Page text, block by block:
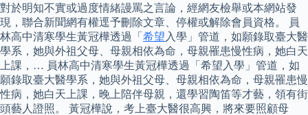
對於明知不實或過度情緒謾罵之言論，經網友檢舉或本網站發
現，聯合新聞網有權逕予刪除文章、停權或解除會員資格。 員
林高中清寒學生黃冠樺透過「 希望 入學」管道，如願錄取臺大醫
學系，她與外祖父母、母親相依為命，母親罹患慢性病，她白天
上課，… 員林高中清寒學生黃冠樺透過「希望入學」管道，如
願錄取臺大醫學系，她與外祖父母、母親相依為命，母親罹患慢
性病，她白天上課，晚上陪伴母親，還學習陶笛等才藝，領有街
頭藝人證照。 黃冠樺說，考上臺大醫很高興，將來要照顧母